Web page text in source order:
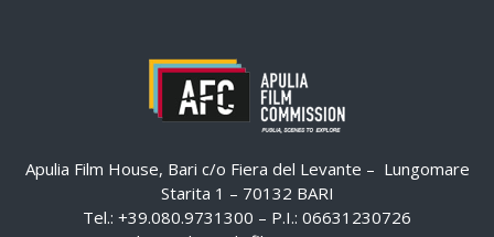
Apulia Film House, Bari c/o Fiera del Levante – Lungomare
Starita 1 – 70132 BARI
Tel.: +39.080.9731300 – P.I.: 06631230726